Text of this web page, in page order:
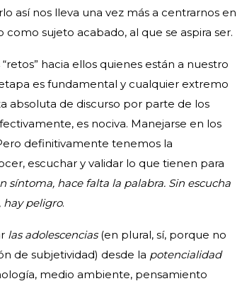
así nos lleva una vez más a centrarnos en
sujeto acabado, al que se aspira ser.
“retos” hacia ellos quienes están a nuestro
es fundamental y cualquier extremo
absoluta de discurso por parte de los
es nociva. Manejarse en los
definitivamente tenemos la
escuchar y validar lo que tienen para
síntoma, hace falta la palabra. Sin escucha
hay peligro.
las adolescencias(en plural, sí, porque no
de subjetividad) desde la potencialidad
medio ambiente, pensamiento